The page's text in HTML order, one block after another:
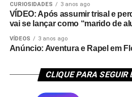
CURIOSIDADES 3 anos ago
VÍDEO: Após assumir trisal e
vai se lançar como “marido de
VÍDEOS 3 anos ago
Anúncio: Aventura e Rapel em
CLIQUE PARA SEGUIR